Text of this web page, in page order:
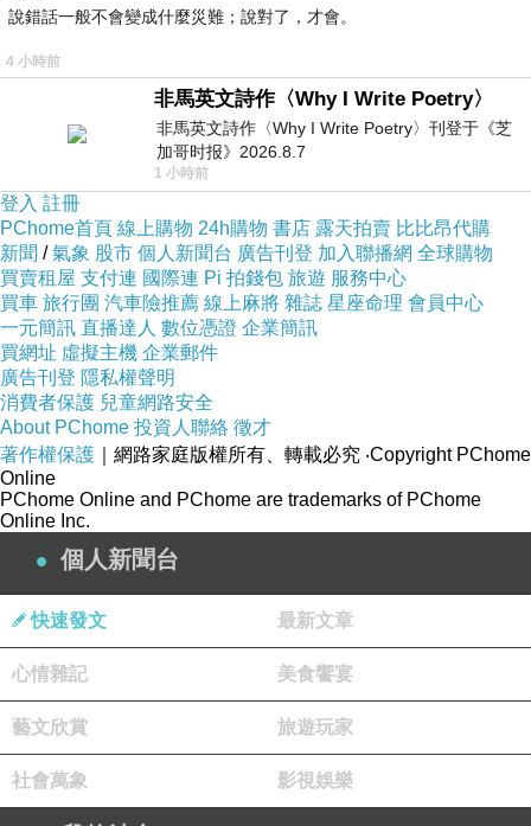
說錯話一般不會變成什麼災難；說對了，才會。
4 小時前
非馬英文詩作〈Why I Write Poetry〉
非馬英文詩作〈Why I Write Poetry〉刊登于《芝
加哥时报》2026.8.7
1 小時前
登入 註冊
PChome首頁 線上購物 24h購物 書店 露天拍賣 比比昂代購
新聞 /氣象 股市 個人新聞台 廣告刊登 加入聯播網 全球購物
買賣租屋 支付連 國際連 Pi 拍錢包 旅遊 服務中心
買車 旅行團 汽車險推薦 線上麻將 雜誌 星座命理 會員中心
一元簡訊 直播達人 數位憑證 企業簡訊
買網址 虛擬主機 企業郵件
廣告刊登 隱私權聲明
消費者保護 兒童網路安全
About PChome 投資人聯絡 徵才
著作權保護 ｜網路家庭版權所有、轉載必究 ‧Copyright PChome
Online
PChome Online and PChome are trademarks of PChome
Online Inc.
個人新聞台
快速發文 最新文章
心情雜記 美食饗宴
藝文欣賞 旅遊玩家
社會萬象 影視娛樂